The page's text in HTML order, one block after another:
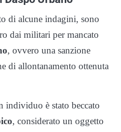
di alcune indagini, sono
dai militari per mancato
, ovvero una sanzione
di allontanamento ottenuta
individuo è stato beccato
, considerato un oggetto